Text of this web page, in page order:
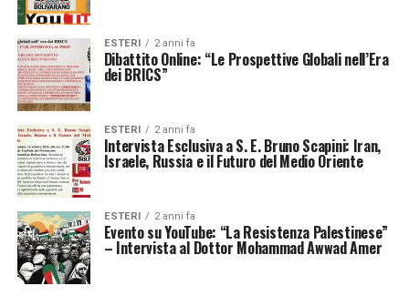
ESTERI 2 anni fa
Dibattito Online: “Le Prospettive Globali nell’Era
dei BRICS”
ESTERI 2 anni fa
Intervista Esclusiva a S. E. Bruno Scapini: Iran,
Israele, Russia e il Futuro del Medio Oriente
ESTERI 2 anni fa
Evento su YouTube: “La Resistenza Palestinese”
– Intervista al Dottor Mohammad Awwad Amer